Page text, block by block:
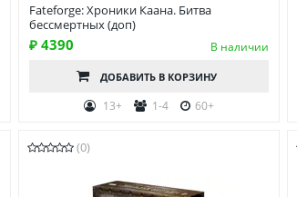
Fateforge: Хроники Каана. Битва
бессмертных (доп)
₽ 4390 В наличии
ДОБАВИТЬ В КОРЗИНУ
13+ 1-4 60+
(0)